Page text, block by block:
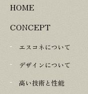
HOME
CONCEPT
エスコネについて
デザインについて
高い技術と性能